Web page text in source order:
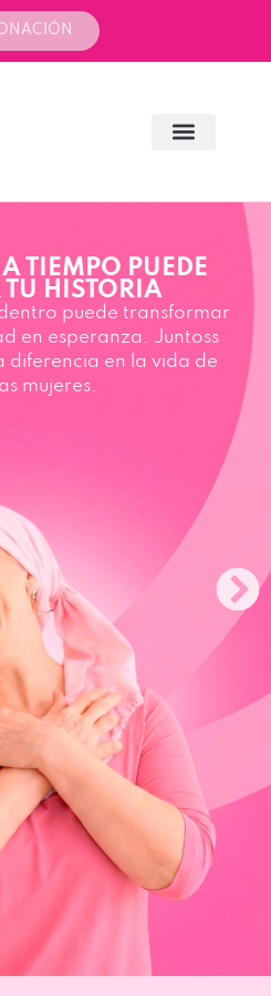
LUCHA, ES UN
RECORREMOS
deja huella y abre
Con tu apoyo,
ayuda y esperanza.